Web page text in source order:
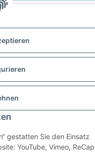
gestatten Sie den Einsatz
YouTube, Vimeo,